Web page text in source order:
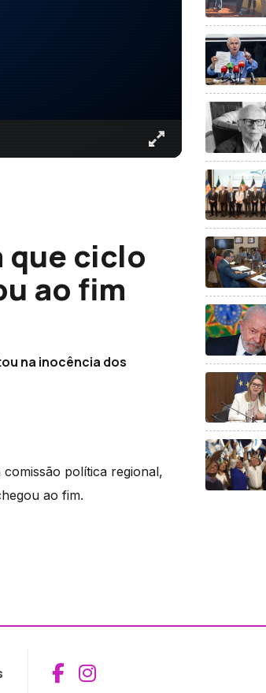
que ciclo
ao fim
na inocência dos
política regional,
ao fim.
Aceder ao Facebook
Aceder ao